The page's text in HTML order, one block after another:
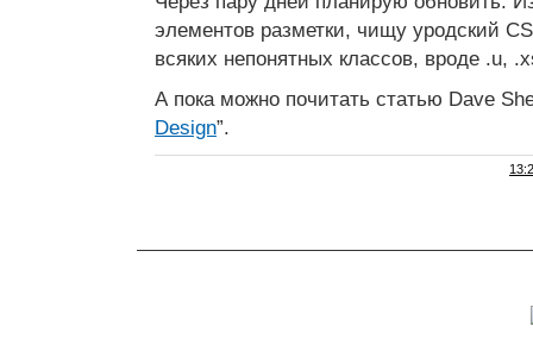
элементов разметки, чищу уродский
всяких непонятных классов, вроде .u,
А пока можно почитать статью Dave
Design”.